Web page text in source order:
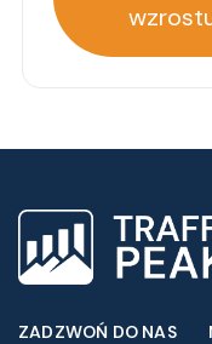
ZADZWOŃ DO NAS